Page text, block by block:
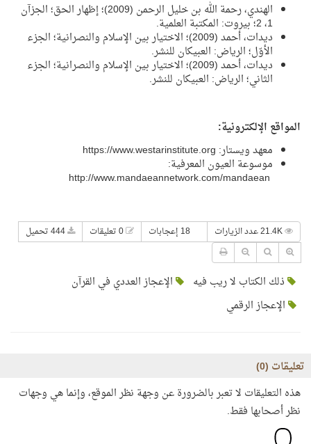
الهندي، رحمة الله بن خليل الرحمن (2009)؛ إظهار الحق؛ الجزآن
1، 2؛ بيروت: المكتبة العلمية.
ديدات، أحمد (2009)؛ الاختيار بين الإسلام والنصرانية؛ الجزء
الأوّل؛ الرياض: العبيكان للنشر.
ديدات، أحمد (2009)؛ الاختيار بين الإسلام والنصرانية؛ الجزء
الثاني؛ الرياض: العبيكان للنشر.
المواقع الإلكترونية:
معهد ويستار: https://www.westarinstitute.org
موسوعة العيون المعرفية:
http://www.mandaeannetwork.com/mandaean
18 إعجابات
ذلك الكتاب لا ريب فيه
الإعجاز العددي في القرآن
الإعجاز الرقمي
تعليقات (0
)
هذه التعليقات لا تعبر بالضرورة عن وجهة نظر الموقع، وإنما هي وجهات
نظر أصحابها فقط.